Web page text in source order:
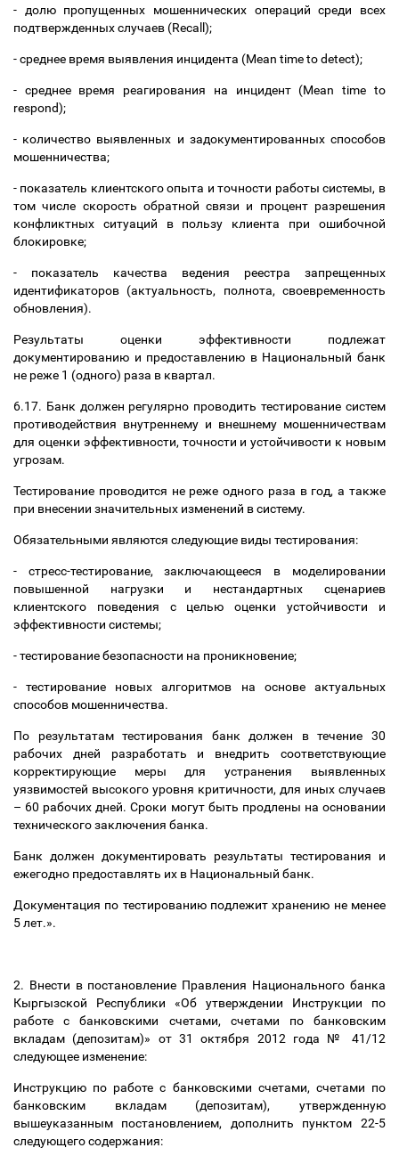
- долю пропущенных мошеннических операций среди всех
подтвержденных случаев (Recall);
- среднее время выявления инцидента (Mean time to detect);
- среднее время реагирования на инцидент (Mean time to
respond);
- количество выявленных и задокументированных способов
мошенничества;
- показатель клиентского опыта и точности работы системы, в
том числе скорость обратной связи и процент разрешения
конфликтных ситуаций в пользу клиента при ошибочной
блокировке;
- показатель качества ведения реестра запрещенных
идентификаторов (актуальность, полнота, своевременность
обновления).
Результаты оценки эффективности подлежат
документированию и предоставлению в Национальный банк
не реже 1 (одного) раза в квартал.
6.17. Банк должен регулярно проводить тестирование систем
противодействия внутреннему и внешнему мошенничествам
для оценки эффективности, точности и устойчивости к новым
угрозам.
Тестирование проводится не реже одного раза в год, а также
при внесении значительных изменений в систему.
Обязательными являются следующие виды тестирования:
- стресс-тестирование, заключающееся в моделировании
повышенной нагрузки и нестандартных сценариев
клиентского поведения с целью оценки устойчивости и
эффективности системы;
- тестирование безопасности на проникновение;
- тестирование новых алгоритмов на основе актуальных
способов мошенничества.
По результатам тестирования банк должен в течение 30
рабочих дней разработать и внедрить соответствующие
корректирующие меры для устранения выявленных
уязвимостей высокого уровня критичности, для иных случаев
– 60 рабочих дней. Сроки могут быть продлены на основании
технического заключения банка.
Банк должен документировать результаты тестирования и
ежегодно предоставлять их в Национальный банк.
Документация по тестированию подлежит хранению не менее
5 лет.».
2. Внести в постановление Правления Национального банка
Кыргызской Республики «Об утверждении Инструкции по
работе с банковскими счетами, счетами по банковским
вкладам (депозитам)» от 31 октября 2012 года № 41/12
следующее изменение:
Инструкцию по работе с банковскими счетами, счетами по
банковским вкладам (депозитам), утвержденную
вышеуказанным постановлением, дополнить пунктом 22-5
следующего содержания: